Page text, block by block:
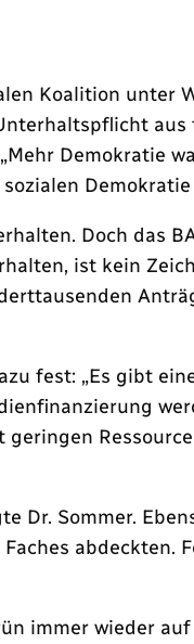
Koalition unter
aus
Demokratie
Doch das
ist kein
fest: „Es gibt
Dr. Sommer.
abdeckten.
immer wieder